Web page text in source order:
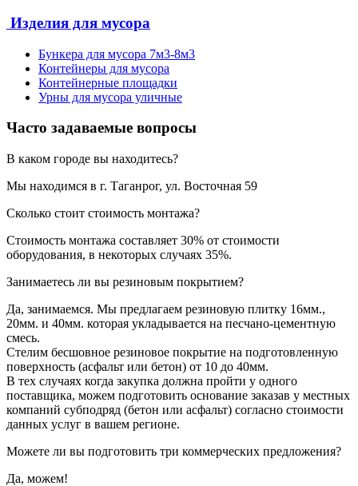
Изделия для мусора
Бункера для мусора 7м3-8м3
Контейнеры для мусора
Контейнерные площадки
Урны для мусора уличные
Часто задаваемые вопросы
В каком городе вы находитесь?
Мы находимся в г. Таганрог, ул. Восточная 59
Сколько стоит стоимость монтажа?
Стоимость монтажа составляет 30% от стоимости
оборудования, в некоторых случаях 35%.
Занимаетесь ли вы резиновым покрытием?
Да, занимаемся. Мы предлагаем резиновую плитку 16мм.,
20мм. и 40мм. которая укладывается на песчано-цементную
смесь.
Стелим бесшовное резиновое покрытие на подготовленную
поверхность (асфальт или бетон) от 10 до 40мм.
В тех случаях когда закупка должна пройти у одного
поставщика, можем подготовить основание заказав у местных
компаний субподряд (бетон или асфальт) согласно стоимости
данных услуг в вашем регионе.
Можете ли вы подготовить три коммерческих предложения?
Да, можем!